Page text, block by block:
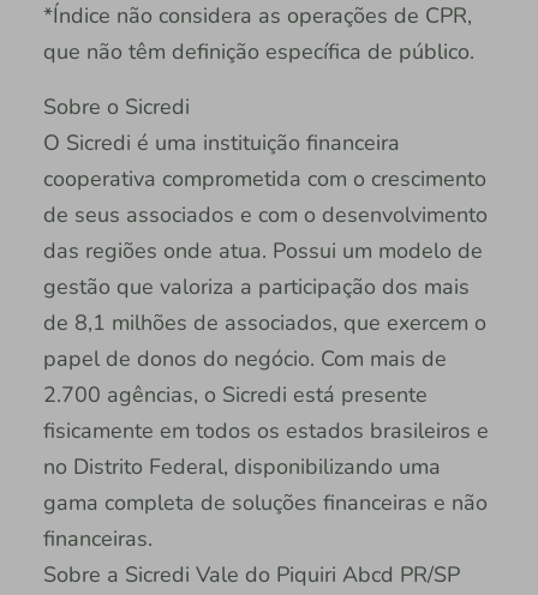
*Índice não considera as operações de CPR,
que não têm definição específica de público.
Sobre o Sicredi
O Sicredi é uma instituição financeira
cooperativa comprometida com o crescimento
de seus associados e com o desenvolvimento
das regiões onde atua. Possui um modelo de
gestão que valoriza a participação dos mais
de 8,1 milhões de associados, que exercem o
papel de donos do negócio. Com mais de
2.700 agências, o Sicredi está presente
fisicamente em todos os estados brasileiros e
no Distrito Federal, disponibilizando uma
gama completa de soluções financeiras e não
financeiras.
Sobre a Sicredi Vale do Piquiri Abcd PR/SP